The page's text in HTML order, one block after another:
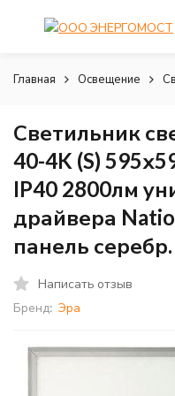
Главная Освещение
Светильник
40-4K (S)
IP40 2800лм
драйвера
панель
Написать отзыв
Бренд: Эра